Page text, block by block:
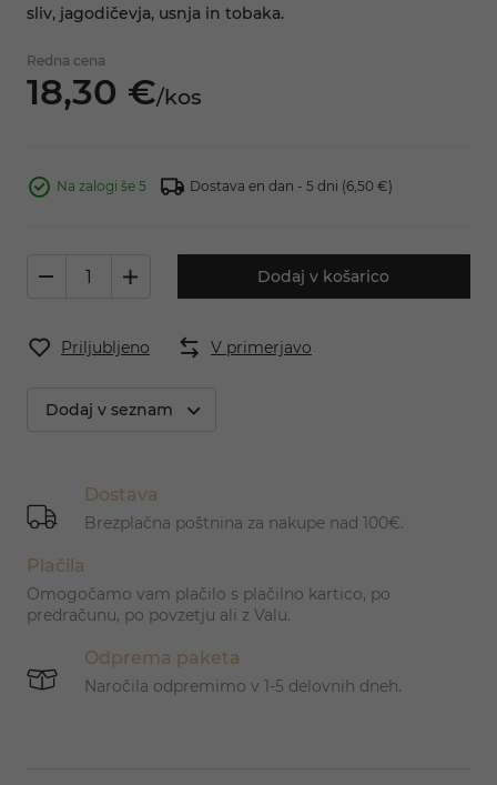
sliv, jagodičevja, usnja in tobaka.
Redna cena
18,30 €/kos
Na zalogi še 5 Dostava en dan - 5 dni (6,50 €)
Dodaj v košarico
Priljubljeno V primerjavo
Dodaj v seznam
Dostava
Brezplačna poštnina za nakupe nad 100€.
Plačila
Omogočamo vam plačilo s plačilno kartico, po
predračunu, po povzetju ali z Valu.
Odprema paketa
Naročila odpremimo v 1-5 delovnih dneh.